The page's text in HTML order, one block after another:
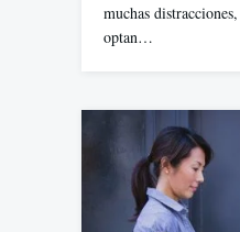
muchas
optan…